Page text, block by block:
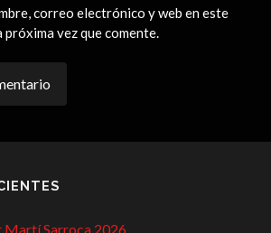
correo electrónico y web en este
vez que comente.
Martí Sarroca 2026